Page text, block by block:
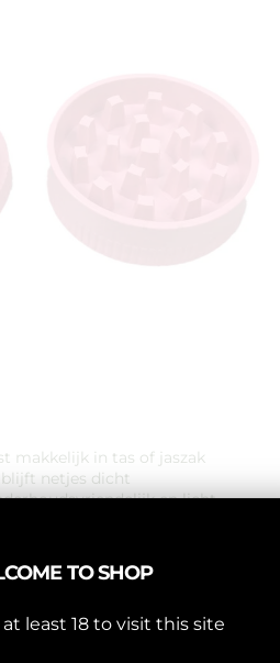
makkelijk in tas of jaszak
netjes dicht
en licht
TO SHOP
least 18 to visit this site